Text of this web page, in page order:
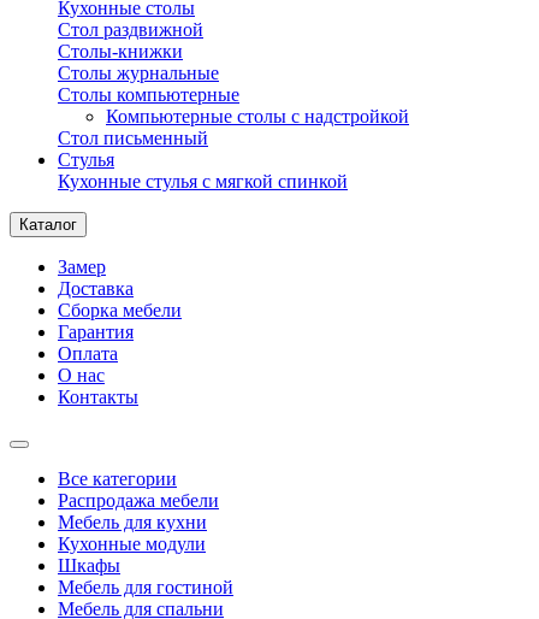
Кухонные столы
Стол раздвижной
Столы-книжки
Столы журнальные
Столы компьютерные
Компьютерные столы с надстройкой
Стол письменный
Стулья
Кухонные стулья с мягкой спинкой
Каталог
Замер
Доставка
Сборка мебели
Гарантия
Оплата
О нас
Контакты
Все категории
Распродажа мебели
Мебель для кухни
Кухонные модули
Шкафы
Мебель для гостиной
Мебель для спальни